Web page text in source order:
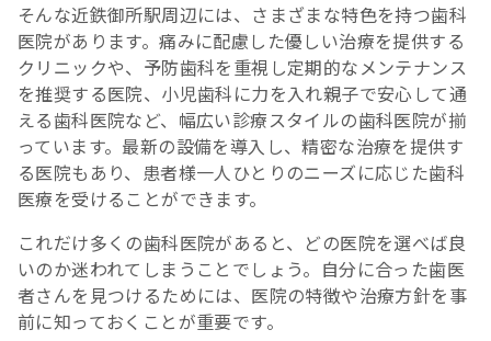
そんな近鉄御所駅周辺には、さまざまな特色を持つ歯科
医院があります。痛みに配慮した優しい治療を提供する
クリニックや、予防歯科を重視し定期的なメンテナンス
を推奨する医院、小児歯科に力を入れ親子で安心して通
える歯科医院など、幅広い診療スタイルの歯科医院が揃
っています。最新の設備を導入し、精密な治療を提供す
る医院もあり、患者様一人ひとりのニーズに応じた歯科
医療を受けることができます。
これだけ多くの歯科医院があると、どの医院を選べば良
いのか迷われてしまうことでしょう。自分に合った歯医
者さんを見つけるためには、医院の特徴や治療方針を事
前に知っておくことが重要です。